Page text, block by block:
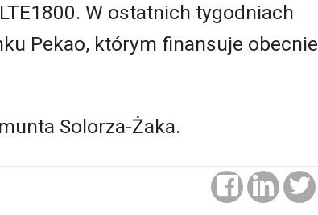
W ostatnich tygodniach
Pekao, którym finansuje obecnie
Solorza-Żaka.